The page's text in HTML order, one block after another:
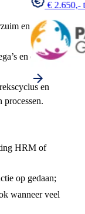
en de Wet
en ondersteunt
en
processen.
HRM of
op gedaan;
wanneer veel
€ 2.650,-